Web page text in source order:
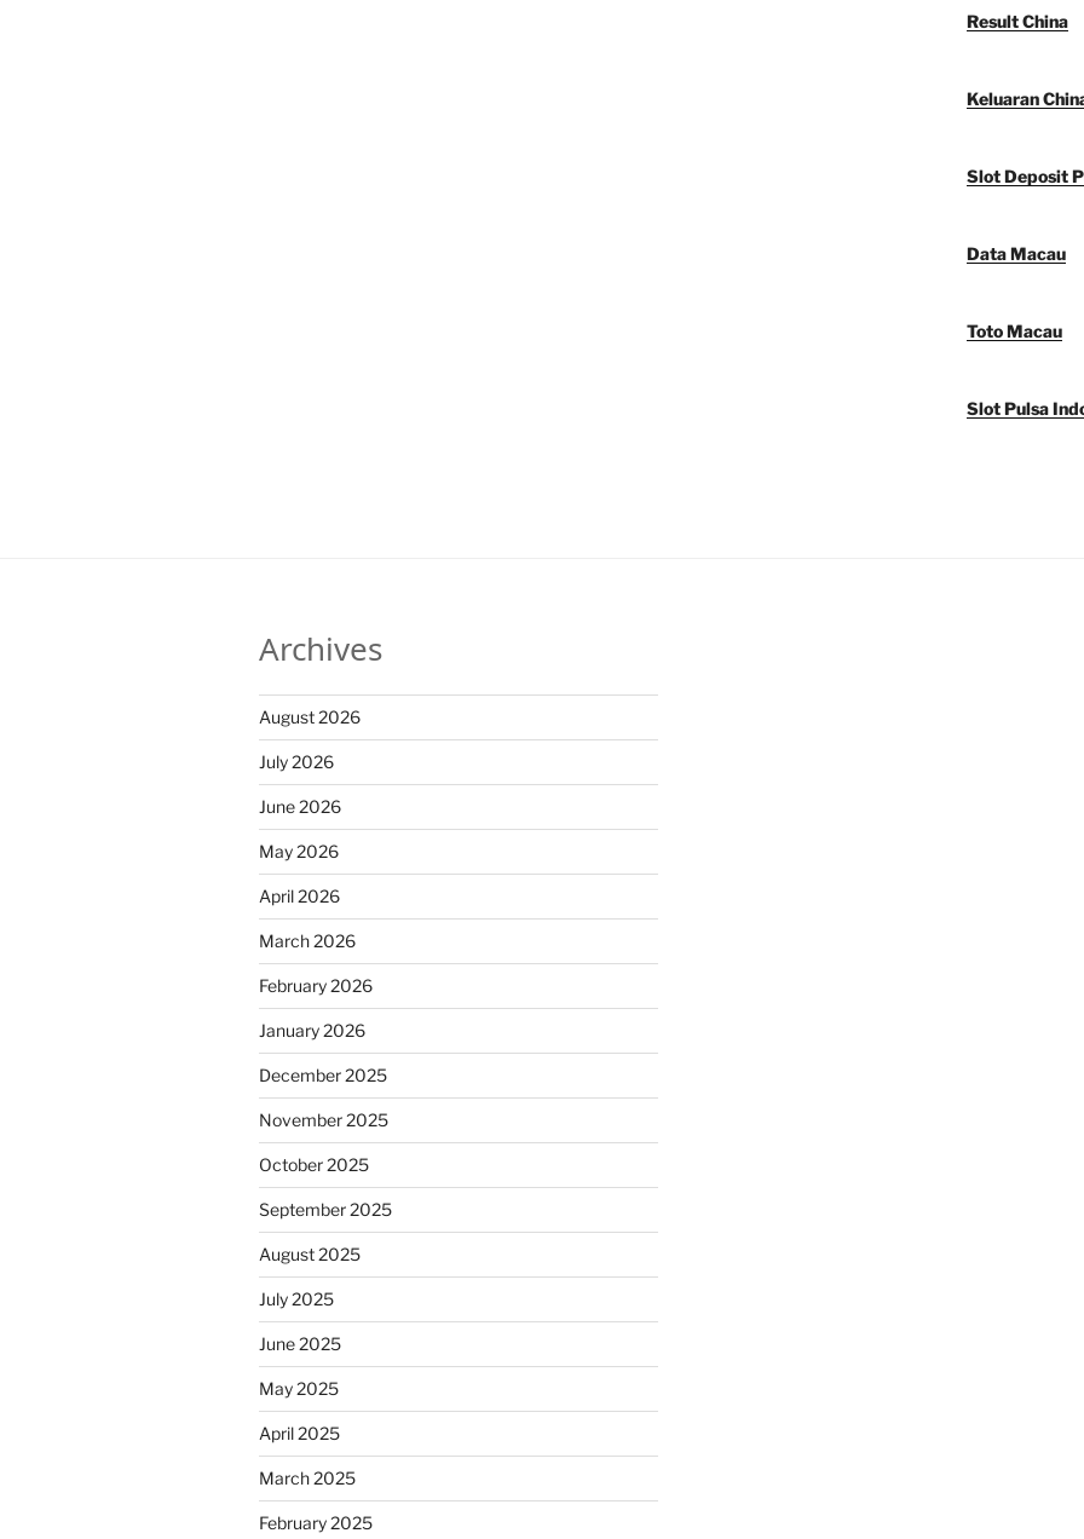
Result China
Keluaran
Slot Deposit
Data Macau
Toto Macau
Slot Pulsa
Archives
August 2026
July 2026
June 2026
May 2026
April 2026
March 2026
February 2026
January 2026
December 2025
November 2025
October 2025
September 2025
August 2025
July 2025
June 2025
May 2025
April 2025
March 2025
February 2025